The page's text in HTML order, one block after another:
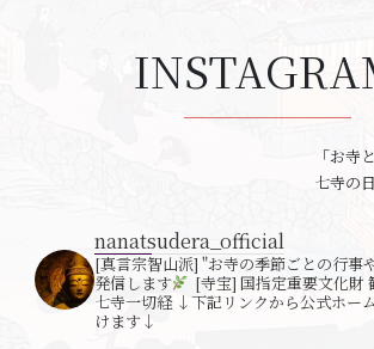
「お寺
七寺の
nanatsudera_official
[真言宗智山派] "お寺の季節ごとの行事
発信します
[寺宝] 国指定重要文化財
七寺一切経↓下記リンクから公式ホー
けます↓